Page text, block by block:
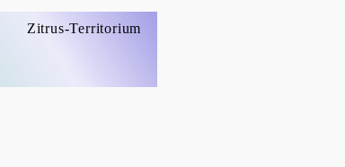
Zitrus-Territorium